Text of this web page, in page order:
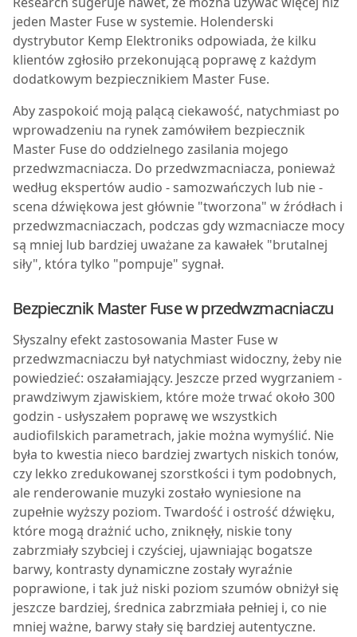
jeden Master Fuse w systemie. Holenderski
dystrybutor Kemp Elektroniks odpowiada, że kilku
klientów zgłosiło przekonującą poprawę z każdym
dodatkowym bezpiecznikiem Master Fuse.
Aby zaspokoić moją palącą ciekawość, natychmiast po
wprowadzeniu na rynek zamówiłem bezpiecznik
Master Fuse do oddzielnego zasilania mojego
przedwzmacniacza. Do przedwzmacniacza, ponieważ
według ekspertów audio - samozwańczych lub nie -
scena dźwiękowa jest głównie "tworzona" w źródłach i
przedwzmacniaczach, podczas gdy wzmacniacze mocy
są mniej lub bardziej uważane za kawałek "brutalnej
siły", która tylko "pompuje" sygnał.
Bezpiecznik Master Fuse w przedwzmacniaczu
Słyszalny efekt zastosowania Master Fuse w
przedwzmacniaczu był natychmiast widoczny, żeby nie
powiedzieć: oszałamiający. Jeszcze przed wygrzaniem -
prawdziwym zjawiskiem, które może trwać około 300
godzin - usłyszałem poprawę we wszystkich
audiofilskich parametrach, jakie można wymyślić. Nie
była to kwestia nieco bardziej zwartych niskich tonów,
czy lekko zredukowanej szorstkości i tym podobnych,
ale renderowanie muzyki zostało wyniesione na
zupełnie wyższy poziom. Twardość i ostrość dźwięku,
które mogą drażnić ucho, zniknęły, niskie tony
zabrzmiały szybciej i czyściej, ujawniając bogatsze
barwy, kontrasty dynamiczne zostały wyraźnie
poprawione, i tak już niski poziom szumów obniżył się
jeszcze bardziej, średnica zabrzmiała pełniej i, co nie
mniej ważne, barwy stały się bardziej autentyczne.